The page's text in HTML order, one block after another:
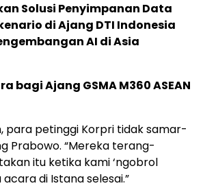
Solusi Penyimpanan Data
di Ajang DTI Indonesia
AI di Asia
bagi Ajang GSMA M360 ASEAN
para petinggi Korpri tidak samar-
Prabowo. “Mereka terang-
itu ketika kami ‘ngobrol
di Istana selesai.”